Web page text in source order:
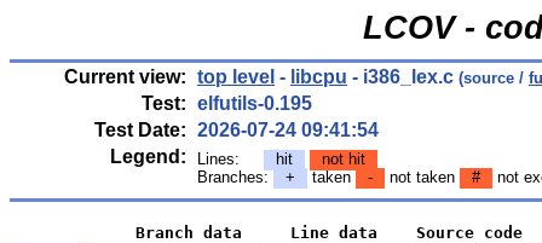
LCOV -
Current view: top level - libcpu - i386_lex.c (source /
Test: elfutils-0.195
Test Date: 2026-07-24 09:41:54
Legend:
Lines: hit
not hit
Branches:
+ taken - not taken # not
             Branch data     Line data    Source code